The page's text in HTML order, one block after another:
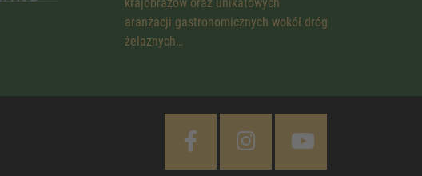
aranżacji gastronomicznych wokół dróg
żelaznych…